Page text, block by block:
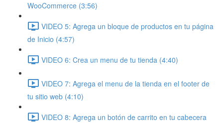
WooCommerce (3:56)
VIDEO 5: Agrega un bloque de productos en tu página
de Inicio (4:57)
VIDEO 6: Crea un menu de tu tienda (4:40)
VIDEO 7: Agrega el menu de la tienda en el footer de
tu sitio web (4:10)
VIDEO 8: Agrega un botón de carrito en tu cabecera